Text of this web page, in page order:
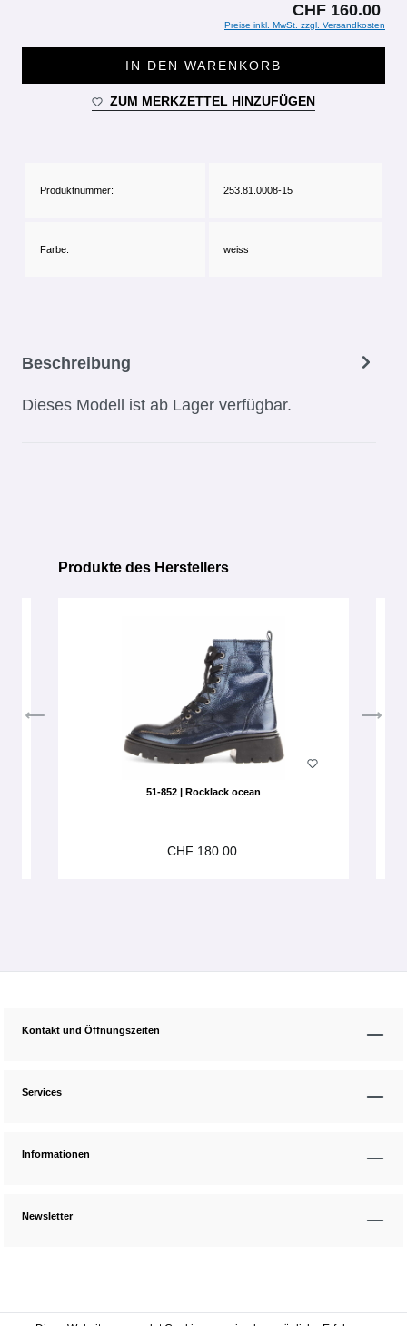
CHF 160.00
Preise inkl. MwSt. zzgl. Versandkosten
IN DEN WARENKORB
ZUM MERKZETTEL HINZUFÜGEN
Produktnummer: 253.81.0008-15
Farbe: weiss
Beschreibung
Dieses Modell ist ab Lager verfügbar.
Produktgalerie überspringen
Produkte des Herstellers
51-852 | Rocklack ocean
CHF 180.00
Kontakt und Öffnungszeiten
Services
Informationen
Newsletter